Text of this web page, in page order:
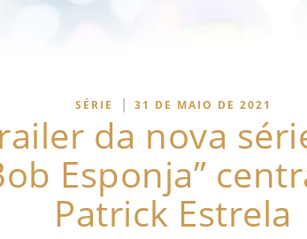
SÉRIE | 31 DE MAIO DE 2021
da nova
Esponja”
Patrick Estrela